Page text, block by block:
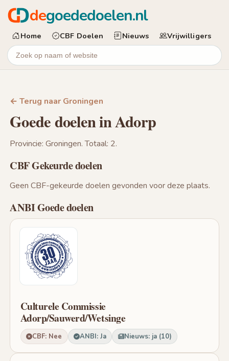
degoededoelen.nl
Home CBF Doelen Nieuws Vrijwilligers
← Terug naar Groningen
Goede doelen in Adorp
Provincie: Groningen. Totaal: 2.
CBF Gekeurde doelen
Geen CBF-gekeurde doelen gevonden voor deze plaats.
ANBI Goede doelen
Culturele Commissie
Adorp/Sauwerd/Wetsinge
CBF: Nee ANBI: Ja Nieuws: ja (10)